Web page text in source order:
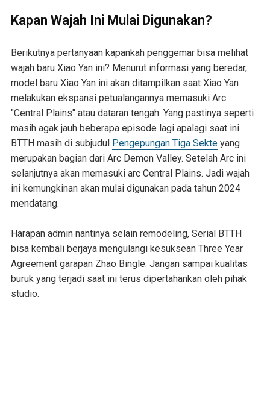
Kapan Wajah Ini Mulai Digunakan?
Berikutnya pertanyaan kapankah penggemar bisa melihat
wajah baru Xiao Yan ini? Menurut informasi yang beredar,
model baru Xiao Yan ini akan ditampilkan saat Xiao Yan
melakukan ekspansi petualangannya memasuki Arc
"Central Plains" atau dataran tengah. Yang pastinya seperti
masih agak jauh beberapa episode lagi apalagi saat ini
BTTH masih di subjudul Pengepungan Tiga Sekteyang
merupakan bagian dari Arc Demon Valley. Setelah Arc ini
selanjutnya akan memasuki arc Central Plains. Jadi wajah
ini kemungkinan akan mulai digunakan pada tahun 2024
mendatang.
Harapan admin nantinya selain remodeling, Serial BTTH
bisa kembali berjaya mengulangi kesuksean Three Year
Agreement garapan Zhao Bingle. Jangan sampai kualitas
buruk yang terjadi saat ini terus dipertahankan oleh pihak
studio.